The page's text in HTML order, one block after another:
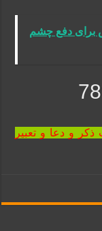
دفع چشم
و دعا و تعبیر